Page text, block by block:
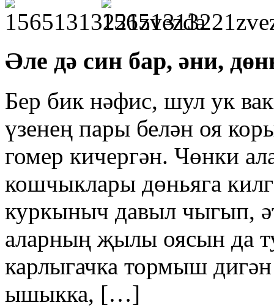
Әле дә син бар, әни,
Бер бик нәфис, шул ук
үзенең пары белән оя
гомер кичергән. Чөнки
кошчыклары дөньяга
куркыныч давыл чыгып,
аларның җылы оясын да
карлыгачка тормыш
ышыкка, […]